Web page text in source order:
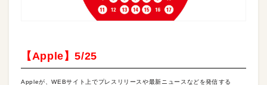
【Apple】5/25
Appleが、WEBサイト上でプレスリリースや最新ニュースなどを発信する